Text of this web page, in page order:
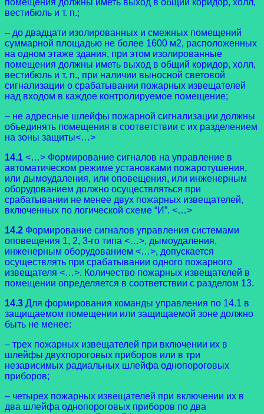
вестибюль и т. п.;
– до двадцати изолированных и смежных помещений
суммарной площадью не более 1600 м2, расположенных
на одном этаже здания, при этом изолированные
помещения должны иметь выход в общий коридор, холл,
вестибюль и т. п., при наличии выносной световой
сигнализации о срабатывании пожарных извещателей
над входом в каждое контролируемое помещение;
– не адресные шлейфы пожарной сигнализации должны
объединять помещения в соответствии с их разделением
на зоны защиты<…>
14.1 <…> Формирование сигналов на управление в
автоматическом режиме установками пожаротушения,
или дымоудаления, или оповещения, или инженерным
оборудованием должно осуществляться при
срабатывании не менее двух пожарных извещателей,
включенных по логической схеме “И”. <…>
14.2 Формирование сигналов управления системами
оповещения 1, 2, 3-го типа <…>, дымоудаления,
инженерным оборудованием <…>, допускается
осуществлять при срабатывании одного пожарного
извещателя <…>. Количество пожарных извещателей в
помещении определяется в соответствии с разделом 13.
14.3 Для формирования команды управления по 14.1 в
защищаемом помещении или защищаемой зоне должно
быть не менее:
– трех пожарных извещателей при включении их в
шлейфы двухпороговых приборов или в три
независимых радиальных шлейфа однопороговых
приборов;
– четырех пожарных извещателей при включении их в
два шлейфа однопороговых приборов по два